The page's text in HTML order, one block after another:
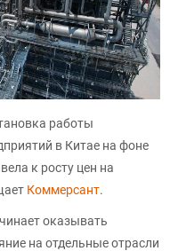
работы
в Китае на фоне
к росту цен на
Коммерсант.
оказывать
на отдельные отрасли